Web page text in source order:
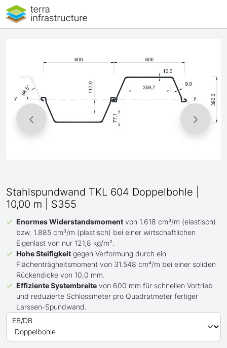
Stahlspundwand TKL 604 Doppelbohle |
10,00 m | S355
Enormes Widerstandsmoment von 1.618 cm³/m (elastisch)
bzw. 1.885 cm³/m (plastisch) bei einer wirtschaftlichen
Eigenlast von nur 121,8 kg/m².
Hohe Steifigkeit gegen Verformung durch ein
Flächenträgheitsmoment von 31.548 cm⁴/m bei einer soliden
Rückendicke von 10,0 mm.
Effiziente Systembreite von 600 mm für schnellen Vortrieb
und reduzierte Schlossmeter pro Quadratmeter fertiger
Larssen-Spundwand.
EB/DB